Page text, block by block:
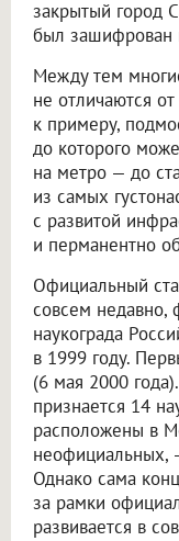
закрытый город
был зашифрован
Между тем
не отличаются
к примеру,
до которого
на метро — до
из самых
с развитой
и перманентно
Официальный
совсем недавно,
наукограда
в 1999 году.
(6 мая 2000
признается 14
расположены в
неофициальных,
Однако сама
за рамки
развивается в